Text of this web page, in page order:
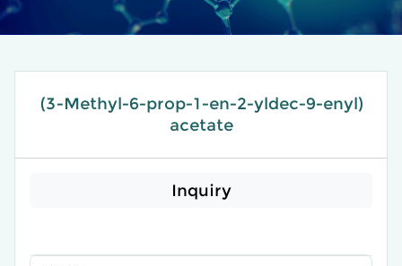
(3-Methyl-6-prop-1-en-2-yldec-9-enyl)
acetate
Inquiry